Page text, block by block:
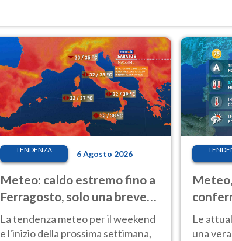
TENDENZA 6 Agosto 2026
Meteo: caldo estremo fino a
Ferragosto, solo una breve
pausa. Ecco dove
La tendenza meteo per il weekend
e l'inizio della prossima settimana,
Le
una